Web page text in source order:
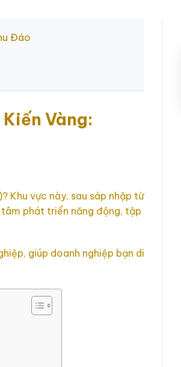
Đáo
Vàng:
Khu vực này, sau sáp nhập từ
tâm phát triển năng động, tập
giúp doanh nghiệp bạn di